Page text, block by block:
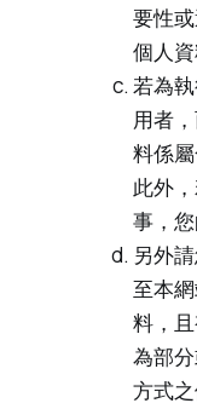
要性
個人資
若為
用者
料係
此外
事，
另外
至本
料，
為部
方式